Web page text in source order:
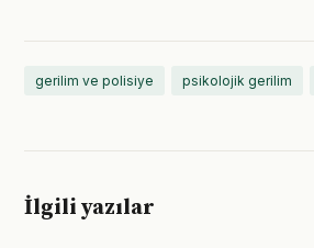
gerilim ve polisiye psikolojik gerilim
İlgili yazılar